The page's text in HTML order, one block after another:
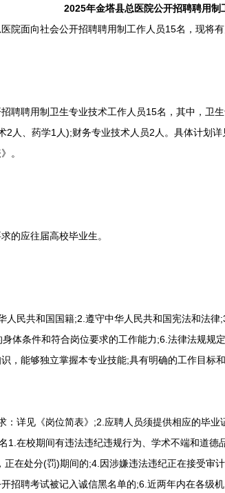
2025年金塔县总医院公开招聘聘用制
面向社会公开招聘聘用制工作人员15名，现将有
聘用制卫生专业技术工作人员15名，其中，卫
2人、药学1人);财务专业技术人员2人。具体计划
。
应往届高校毕业生。
民共和国国籍;2.遵守中华人民共和国宪法和法律
体条件和符合岗位要求的工作能力;6.法律法规规
，能够独立掌握本专业技能;具有明确的工作目标
详见《岗位简表》;2.应聘人员须提供相应的毕业
1.在校期间有违法违纪违规行为、学术不端和道
正在处分(罚)期间的;4.因涉嫌违法违纪正在接受审
招聘考试被记入诚信黑名单的;6.近两年内在各级